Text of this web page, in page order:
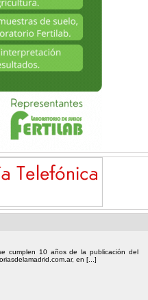
cumplen 10 años de la publicación del
en [...]